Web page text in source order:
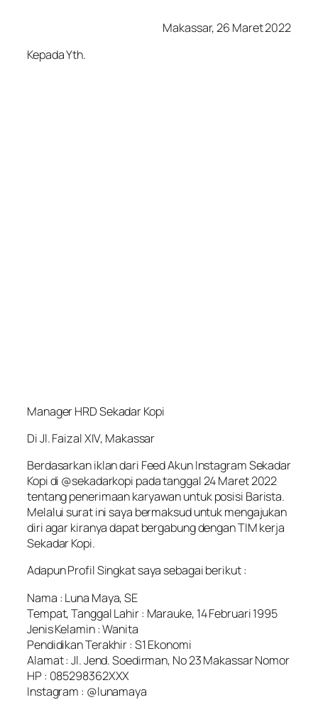
Makassar, 26 Maret 2022
Kepada Yth.
Manager HRD Sekadar Kopi
Di Jl. Faizal XIV, Makassar
Berdasarkan iklan dari Feed Akun Instagram Sekadar
Kopi di @sekadarkopi pada tanggal 24 Maret 2022
tentang penerimaan karyawan untuk posisi Barista.
Melalui surat ini saya bermaksud untuk mengajukan
diri agar kiranya dapat bergabung dengan TIM kerja
Sekadar Kopi.
Adapun Profil Singkat saya sebagai berikut :
Nama : Luna Maya, SE
Tempat, Tanggal Lahir : Marauke, 14 Februari 1995
Jenis Kelamin : Wanita
Pendidikan Terakhir : S1 Ekonomi
Alamat : Jl. Jend. Soedirman, No 23 Makassar Nomor
HP : 085298362XXX
Instagram : @lunamaya